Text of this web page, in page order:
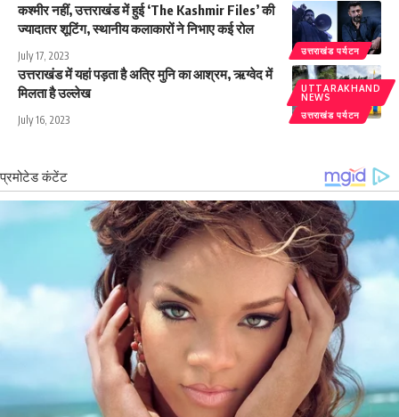
उत्तराखंड पर्यटन
कश्मीर नहीं, उत्तराखंड में हुई ‘The Kashmir Files’ की
ज्यादातर शूटिंग, स्थानीय कलाकारों ने निभाए कई रोल
July 17, 2023
UTTARAKHAND
NEWS
उत्तराखंड पर्यटन
उत्तराखंड में यहां पड़ता है अत्रि मुनि का आश्रम, ऋग्वेद में
मिलता है उल्लेख
July 16, 2023